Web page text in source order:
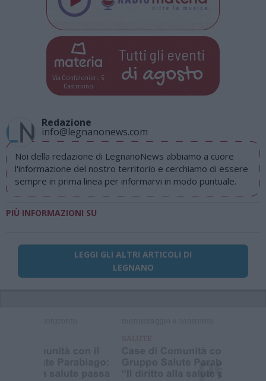
Via Confalonieri, 5
Castronno
Tutti gli eventi
di agosto
Redazione
info@legnanonews.com
Noi della redazione di LegnanoNews abbiamo a cuore
l'informazione del nostro territorio e cerchiamo di essere
sempre in prima linea per informarvi in modo puntuale.
PIÙ INFORMAZIONI SU
LEGGI GLI ALTRI ARTICOLI DI
LEGNANO